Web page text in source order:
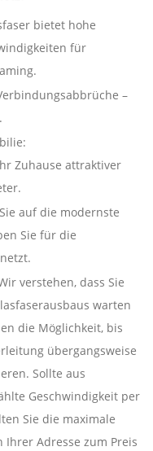
bietet hohe
für
–
Zuhause attraktiver
auf die modernste
Sie für die
verstehen, dass Sie
warten
die Möglichkeit, bis
übergangsweise
Sollte aus
Geschwindigkeit per
Sie die maximale
Adresse zum Preis